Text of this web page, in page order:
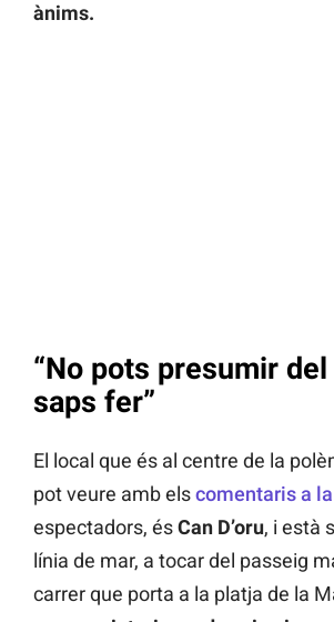
ànims.
“No pots presumir
saps fer”
El local que és al centre de la
pot veure amb elscomentaris a
espectadors, ésCan D’oru, i està
línia de mar, a tocar del passeig
carrer que porta a la platja de la